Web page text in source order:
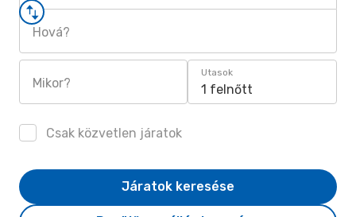
Hová?
Mikor?
Utasok
1 felnőtt
Csak közvetlen járatok
Járatok keresése